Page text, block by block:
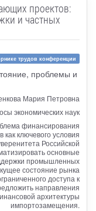
проектов:
и частных
трудов конференции
проблемы и
Мария Петровна
экономических наук
финансирования
ключевого условия
Российской
основные
промышленных
состояние рынка
доступа к
направления
архитектуры
импортозамещения.